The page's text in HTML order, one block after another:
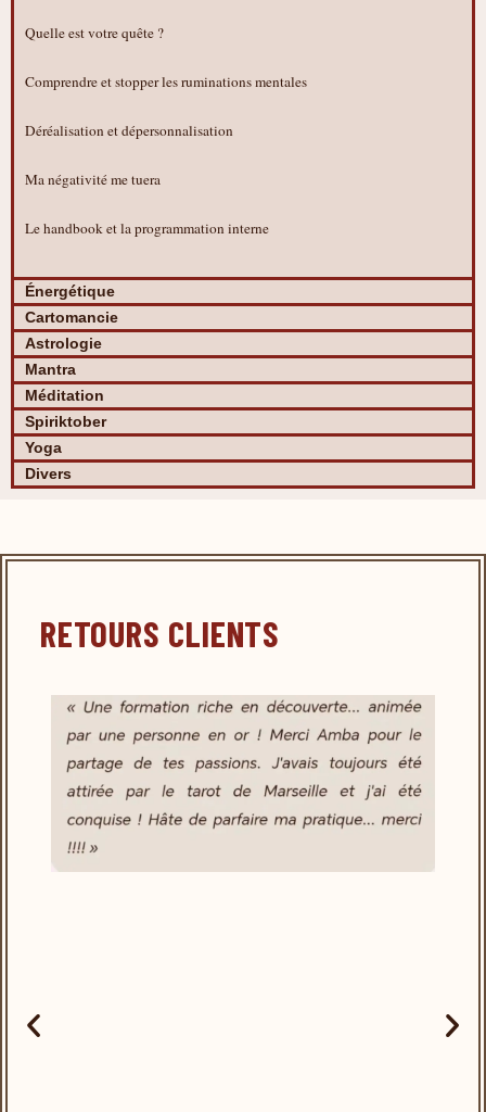
Quelle est votre quête ?
Comprendre et stopper les ruminations mentales
Déréalisation et dépersonnalisation
Ma négativité me tuera
Le handbook et la programmation interne
Énergétique
Cartomancie
Astrologie
Mantra
Méditation
Spiriktober
Yoga
Divers
RETOURS CLIENTS